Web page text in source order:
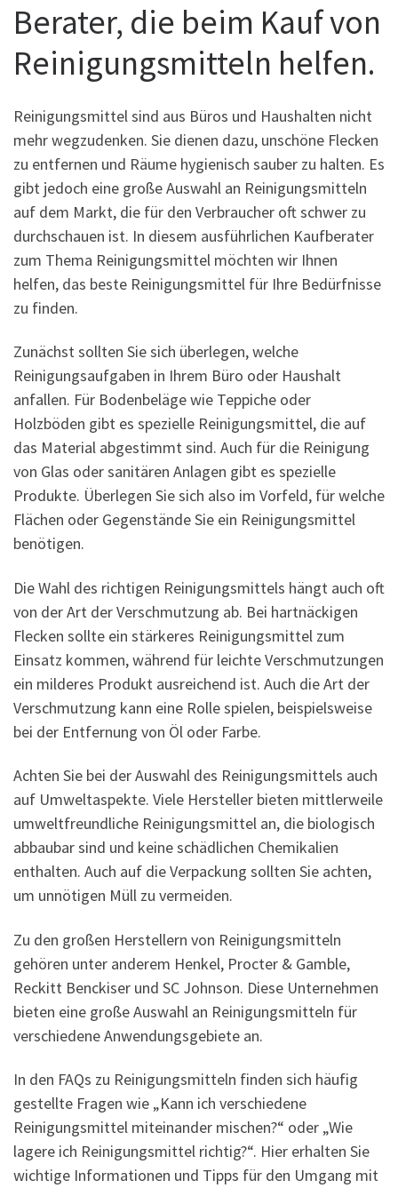
Berater, die beim Kauf von
Reinigungsmitteln helfen.
Reinigungsmittel sind aus Büros und Haushalten nicht
mehr wegzudenken. Sie dienen dazu, unschöne Flecken
zu entfernen und Räume hygienisch sauber zu halten. Es
gibt jedoch eine große Auswahl an Reinigungsmitteln
auf dem Markt, die für den Verbraucher oft schwer zu
durchschauen ist. In diesem ausführlichen Kaufberater
zum Thema Reinigungsmittel möchten wir Ihnen
helfen, das beste Reinigungsmittel für Ihre Bedürfnisse
zu finden.
Zunächst sollten Sie sich überlegen, welche
Reinigungsaufgaben in Ihrem Büro oder Haushalt
anfallen. Für Bodenbeläge wie Teppiche oder
Holzböden gibt es spezielle Reinigungsmittel, die auf
das Material abgestimmt sind. Auch für die Reinigung
von Glas oder sanitären Anlagen gibt es spezielle
Produkte. Überlegen Sie sich also im Vorfeld, für welche
Flächen oder Gegenstände Sie ein Reinigungsmittel
benötigen.
Die Wahl des richtigen Reinigungsmittels hängt auch oft
von der Art der Verschmutzung ab. Bei hartnäckigen
Flecken sollte ein stärkeres Reinigungsmittel zum
Einsatz kommen, während für leichte Verschmutzungen
ein milderes Produkt ausreichend ist. Auch die Art der
Verschmutzung kann eine Rolle spielen, beispielsweise
bei der Entfernung von Öl oder Farbe.
Achten Sie bei der Auswahl des Reinigungsmittels auch
auf Umweltaspekte. Viele Hersteller bieten mittlerweile
umweltfreundliche Reinigungsmittel an, die biologisch
abbaubar sind und keine schädlichen Chemikalien
enthalten. Auch auf die Verpackung sollten Sie achten,
um unnötigen Müll zu vermeiden.
Zu den großen Herstellern von Reinigungsmitteln
gehören unter anderem Henkel, Procter & Gamble,
Reckitt Benckiser und SC Johnson. Diese Unternehmen
bieten eine große Auswahl an Reinigungsmitteln für
verschiedene Anwendungsgebiete an.
In den FAQs zu Reinigungsmitteln finden sich häufig
gestellte Fragen wie „Kann ich verschiedene
Reinigungsmittel miteinander mischen?“ oder „Wie
lagere ich Reinigungsmittel richtig?“. Hier erhalten Sie
wichtige Informationen und Tipps für den Umgang mit